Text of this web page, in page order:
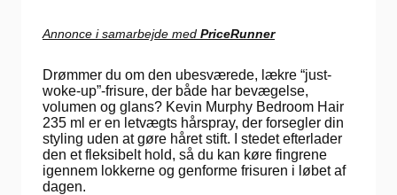
Annonce i samarbejde med PriceRunner
Drømmer du om den ubesværede, lækre “just-
woke-up”-frisure, der både har bevægelse,
volumen og glans? Kevin Murphy Bedroom Hair
235 ml er en letvægts hårspray, der forsegler din
styling uden at gøre håret stift. I stedet efterlader
den et fleksibelt hold, så du kan køre fingrene
igennem lokkerne og genforme frisuren i løbet af
dagen.